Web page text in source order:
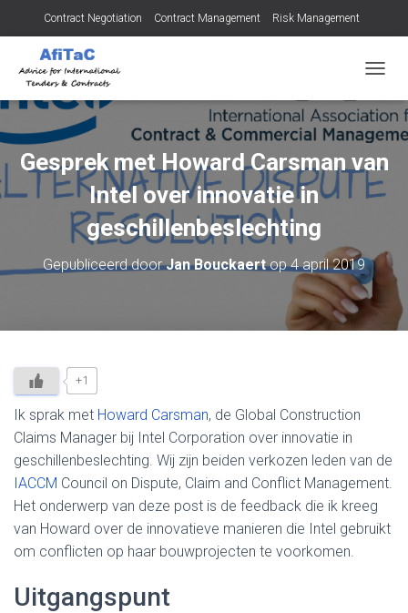
Contract Negotiation Contract Management Risk Management
Tendering for Contracts
O
G
G
E
N
G
I
Gesprek met Howard Carsman van
Intel over innovatie in
geschillenbeslechting
Gepubliceerd doorJan Bouckaertop4 april 2019
+1
Ik sprak met Howard Carsman, de Global Construction
Claims Manager bij Intel Corporation over innovatie in
geschillenbeslechting. Wij zijn beiden verkozen leden van de
IACCM Council on Dispute, Claim and Conflict Management.
Het onderwerp van deze post is de feedback die ik kreeg
van Howard over de innovatieve manieren die Intel gebruikt
om conflicten op haar bouwprojecten te voorkomen.
Uitgangspunt